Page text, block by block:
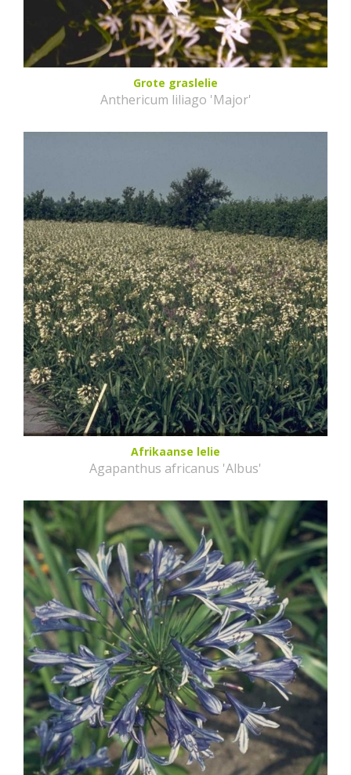
Grote graslelie
Anthericum liliago 'Major'
Afrikaanse lelie
Agapanthus africanus 'Albus'